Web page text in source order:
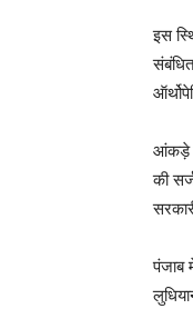
इस
आंकड़े
की
पंजाब